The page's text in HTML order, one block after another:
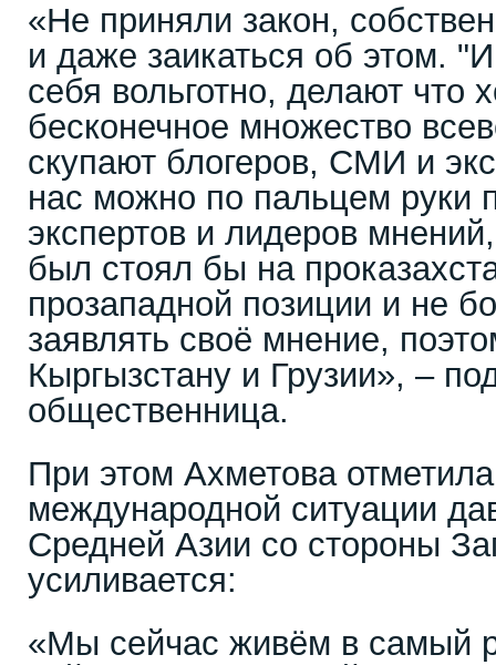
«Не приняли закон,
и даже заикаться об этом.
себя вольготно, делают что
бесконечное множество
скупают блогеров, СМИ и
нас можно по пальцем руки
экспертов и лидеров
был стоял бы на
прозападной позиции и не
заявлять своё мнение,
Кыргызстану и Грузии», –
общественница.
При этом Ахметова
международной ситуации
Средней Азии со стороны
усиливается:
«Мы сейчас живём в самый